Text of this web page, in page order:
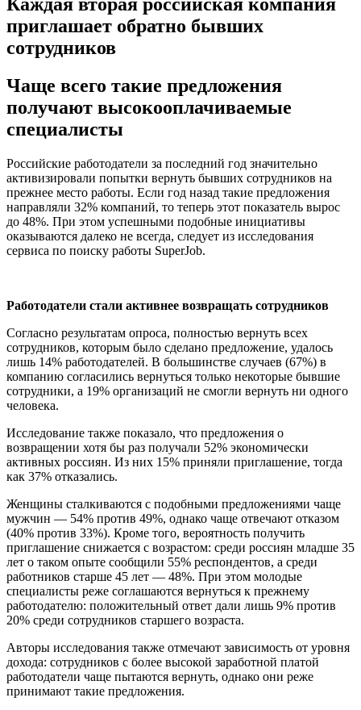
приглашает обратно бывших
сотрудников
Чаще всего такие предложения
получают высокооплачиваемые
специалисты
Российские работодатели за последний год значительно
активизировали попытки вернуть бывших сотрудников на
прежнее место работы. Если год назад такие предложения
направляли 32% компаний, то теперь этот показатель вырос
до 48%. При этом успешными подобные инициативы
оказываются далеко не всегда, следует из исследования
сервиса по поиску работы SuperJob.
Работодатели стали активнее возвращать сотрудников
Согласно результатам опроса, полностью вернуть всех
сотрудников, которым было сделано предложение, удалось
лишь 14% работодателей. В большинстве случаев (67%) в
компанию согласились вернуться только некоторые бывшие
сотрудники, а 19% организаций не смогли вернуть ни одного
человека.
Исследование также показало, что предложения о
возвращении хотя бы раз получали 52% экономически
активных россиян. Из них 15% приняли приглашение, тогда
как 37% отказались.
Женщины сталкиваются с подобными предложениями чаще
мужчин — 54% против 49%, однако чаще отвечают отказом
(40% против 33%). Кроме того, вероятность получить
приглашение снижается с возрастом: среди россиян младше 35
лет о таком опыте сообщили 55% респондентов, а среди
работников старше 45 лет — 48%. При этом молодые
специалисты реже соглашаются вернуться к прежнему
работодателю: положительный ответ дали лишь 9% против
20% среди сотрудников старшего возраста.
Авторы исследования также отмечают зависимость от уровня
дохода: сотрудников с более высокой заработной платой
работодатели чаще пытаются вернуть, однако они реже
принимают такие предложения.